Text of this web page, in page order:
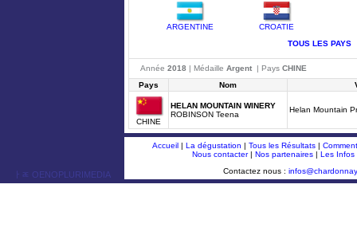
ARGENTINE
CROATIE
TOUS LES PAYS
Année 2018 | Médaille Argent | Pays CHINE
Pays
Nom
CHINE
HELAN MOUNTAIN WINERY
ROBINSON Teena
Helan Mountain
ￂﾮ OENOPLURIMEDIA
Accueil| La dégustation | Tous les Résultats|
Nous contacter| Nos partenaires| Les Infos
Contactez nous :